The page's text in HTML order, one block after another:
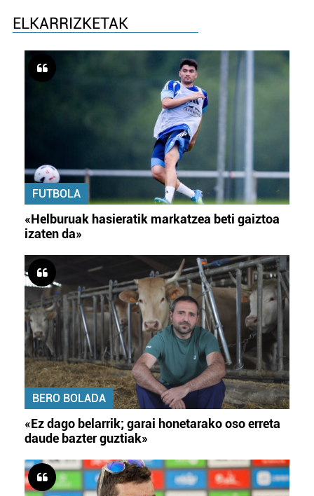
ELKARRIZKETAK
FUTBOLA
«Helburuak hasieratik markatzea beti gaiztoa
izaten da»
BERO BOLADA
«Ez dago belarrik; garai honetarako oso erreta
daude bazter guztiak»